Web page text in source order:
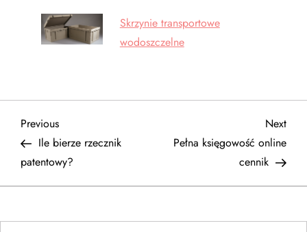
Skrzynie transportowe
wodoszczelne
N
a
w
Previous
Post
Previous
Ile bierze rzecznik
patentowy?
Next
Post
Next
Pełna księgowość online
cennik